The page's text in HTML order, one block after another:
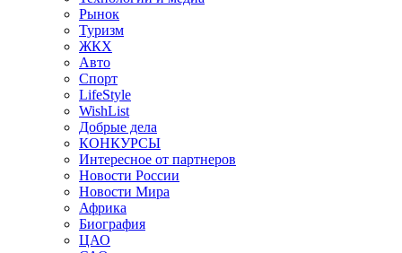
Рынок
Туризм
ЖКХ
Авто
Спорт
LifeStyle
WishList
Добрые дела
КОНКУРСЫ
Интересное от партнеров
Новости России
Новости Мира
Африка
Биография
ЦАО